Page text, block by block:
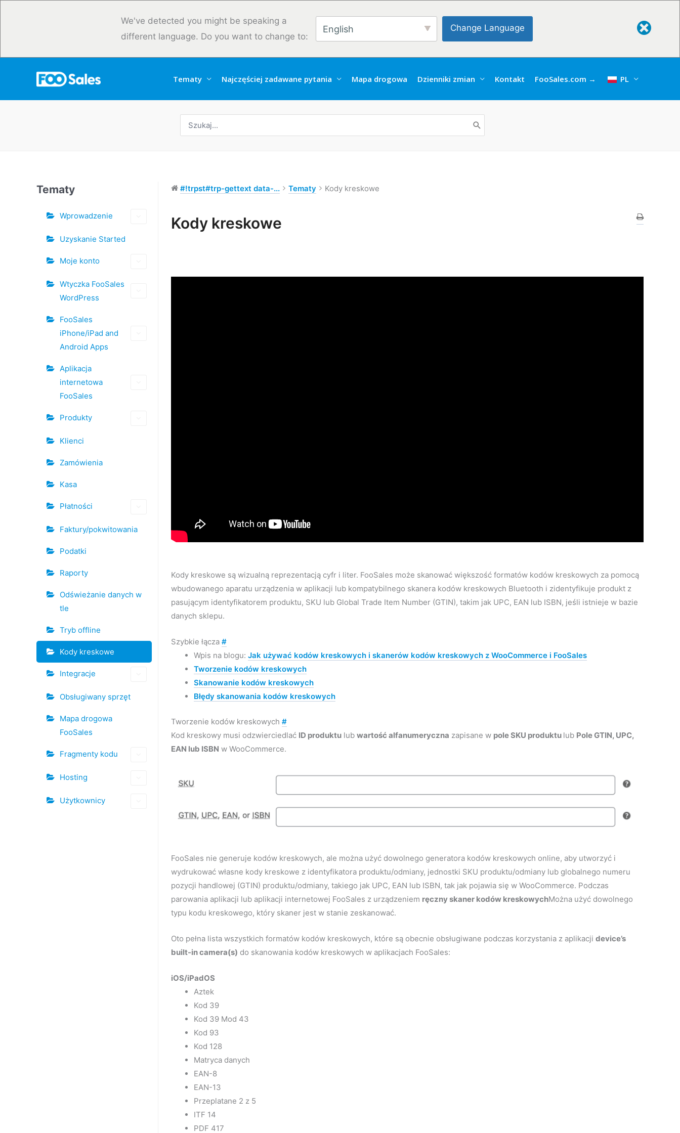
We've detected you might be speaking a
different language. Do you want to change to:
English Change Language
Tematy Najczęściej zadawane pytania Mapa drogowa Dzienniki zmian Kontakt FooSales.com → PL
Tematy
Wprowadzenie
Uzyskanie Started
Moje konto
Wtyczka FooSales
WordPress
FooSales
iPhone/iPad and
Android Apps
Aplikacja
internetowa
FooSales
Produkty
Klienci
Zamówienia
Kasa
Płatności
Faktury/pokwitowania
Podatki
Raporty
Odświeżanie danych w
tle
Tryb offline
Kody kreskowe
Integracje
Obsługiwany sprzęt
Mapa drogowa
FooSales
Fragmenty kodu
Hosting
Użytkownicy
#!trpst#trp-gettext data-... Tematy Kody kreskowe
Kody kreskowe
Kody kreskowe są wizualną reprezentacją cyfr i liter. FooSales może skanować większość formatów kodów kreskowych za pomocą
wbudowanego aparatu urządzenia w aplikacji lub kompatybilnego skanera kodów kreskowych Bluetooth i zidentyfikuje produkt z
pasującym identyfikatorem produktu, SKU lub Global Trade Item Number (GTIN), takim jak UPC, EAN lub ISBN, jeśli istnieje w bazie
danych sklepu.
Szybkie łącza #
Wpis na blogu: Jak używać kodów kreskowych i skanerów kodów kreskowych z WooCommerce i FooSales
Tworzenie kodów kreskowych
Skanowanie kodów kreskowych
Błędy skanowania kodów kreskowych
Tworzenie kodów kreskowych #
Kod kreskowy musi odzwierciedlać ID produktu lub wartość alfanumeryczna zapisane w pole SKU produktu lub Pole GTIN, UPC,
EAN lub ISBN w WooCommerce.
FooSales nie generuje kodów kreskowych, ale można użyć dowolnego generatora kodów kreskowych online, aby utworzyć i
wydrukować własne kody kreskowe z identyfikatora produktu/odmiany, jednostki SKU produktu/odmiany lub globalnego numeru
pozycji handlowej (GTIN) produktu/odmiany, takiego jak UPC, EAN lub ISBN, tak jak pojawia się w WooCommerce. Podczas
parowania aplikacji lub aplikacji internetowej FooSales z urządzeniem ręczny skaner kodów kreskowychMożna użyć dowolnego
typu kodu kreskowego, który skaner jest w stanie zeskanować.
Oto pełna lista wszystkich formatów kodów kreskowych, które są obecnie obsługiwane podczas korzystania z aplikacji device’s
built-in camera(s) do skanowania kodów kreskowych w aplikacjach FooSales:
iOS/iPadOS
Aztek
Kod 39
Kod 39 Mod 43
Kod 93
Kod 128
Matryca danych
EAN-8
EAN-13
Przeplatane 2 z 5
ITF 14
PDF 417
Tagi